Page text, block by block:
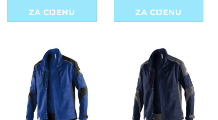
ZA CIJENU
ZA CIJENU